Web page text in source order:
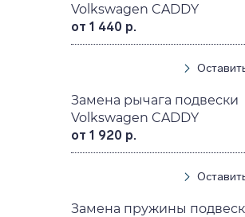
Volkswagen CADDY
от 1 440 р.
Замена рычага подвески
Volkswagen CADDY
от 1 920 р.
Замена пружины